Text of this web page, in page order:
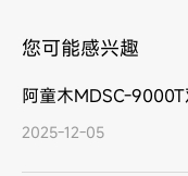
您可能感兴趣
阿童木MDSC-
2025-12-05